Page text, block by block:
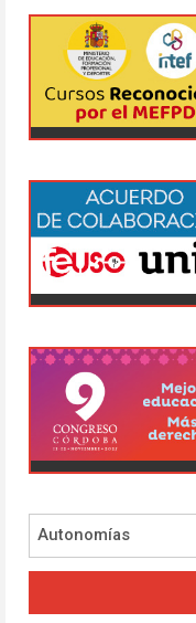
Autonomías